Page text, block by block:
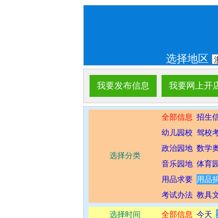
选择地区
我要发布信息 我要网上开
选择分类
全部信息 招生
幼儿园校 驾校
政治园地 数学
音乐园地 体育
用品求要 用品
考试办法 教具
选择时间 全部信息 今天